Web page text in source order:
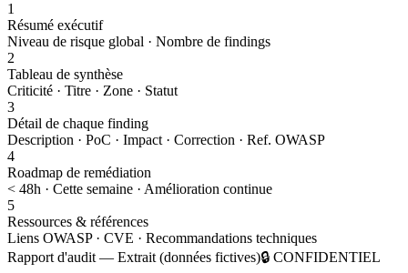
1
Résumé exécutif
Niveau de risque global · Nombre de findings
2
Tableau de synthèse
Criticité · Titre · Zone · Statut
3
Détail de chaque finding
Description · PoC · Impact · Correction · Ref. OWASP
4
Roadmap de remédiation
< 48h · Cette semaine · Amélioration continue
5
Ressources & références
Liens OWASP · CVE · Recommandations techniques
Rapport d'audit — Extrait (données fictives)🔒 CONFIDENTIEL